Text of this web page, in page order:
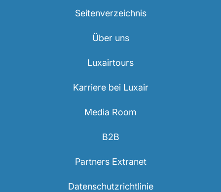
Seitenverzeichnis
Über uns
Luxairtours
Karriere bei Luxair
Media Room
B2B
Partners Extranet
Datenschutzrichtlinie